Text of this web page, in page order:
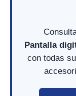
Pantalla
con todas